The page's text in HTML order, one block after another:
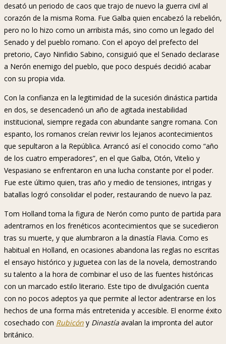
desató un periodo de caos que trajo de nuevo la guerra civil al
corazón de la misma Roma. Fue Galba quien encabezó la rebelión,
pero no lo hizo como un arribista más, sino como un legado del
Senado y del pueblo romano. Con el apoyo del prefecto del
pretorio, Cayo Ninfidio Sabino, consiguió que el Senado declarase
a Nerón enemigo del pueblo, que poco después decidió acabar
con su propia vida.
Con la confianza en la legitimidad de la sucesión dinástica partida
en dos, se desencadenó un año de agitada inestabilidad
institucional, siempre regada con abundante sangre romana. Con
espanto, los romanos creían revivir los lejanos acontecimientos
que sepultaron a la República. Arrancó así el conocido como “año
de los cuatro emperadores”, en el que Galba, Otón, Vitelio y
Vespasiano se enfrentaron en una lucha constante por el poder.
Fue este último quien, tras año y medio de tensiones, intrigas y
batallas logró consolidar el poder, restaurando de nuevo la paz.
Tom Holland toma la figura de Nerón como punto de partida para
adentrarnos en los frenéticos acontecimientos que se sucedieron
tras su muerte, y que alumbraron a la dinastía Flavia. Como es
habitual en Holland, en ocasiones abandona las reglas no escritas
el ensayo histórico y juguetea con las de la novela, demostrando
su talento a la hora de combinar el uso de las fuentes históricas
con un marcado estilo literario. Este tipo de divulgación cuenta
con no pocos adeptos ya que permite al lector adentrarse en los
hechos de una forma más entretenida y accesible. El enorme éxito
cosechado con Rubicón y Dinastía avalan la impronta del autor
británico.